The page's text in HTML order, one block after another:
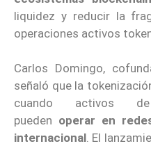
liquidez y reducir la
operaciones activos
Carlos Domingo,
señaló que la
cuando activos
pueden operar en
internacional. El